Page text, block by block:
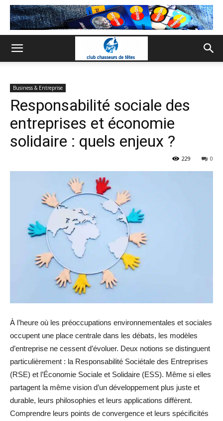
Business & Entreprise
Responsabilité sociale des
entreprises et économie
solidaire : quels enjeux ?
0
229
À l’heure où les préoccupations environnementales et sociales
occupent une place centrale dans les débats, les modèles
d’entreprise ne cessent d’évoluer. Deux notions se distinguent
particulièrement : la Responsabilité Sociétale des Entreprises
(RSE) et l’Économie Sociale et Solidaire (ESS). Même si elles
partagent la même vision d’un développement plus juste et
durable, leurs philosophies et leurs applications diffèrent.
Comprendre leurs points de convergence et leurs spécificités